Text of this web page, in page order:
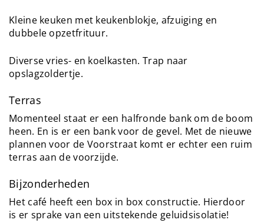
Kleine keuken met keukenblokje, afzuiging en
dubbele opzetfrituur.
Diverse vries- en koelkasten. Trap naar
opslagzoldertje.
Terras
Momenteel staat er een halfronde bank om de boom
heen. En is er een bank voor de gevel. Met de nieuwe
plannen voor de Voorstraat komt er echter een ruim
terras aan de voorzijde.
Bijzonderheden
Het café heeft een box in box constructie. Hierdoor
is er sprake van een uitstekende geluidsisolatie!